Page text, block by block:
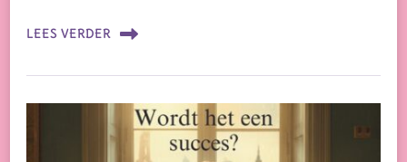
LEES VERDER